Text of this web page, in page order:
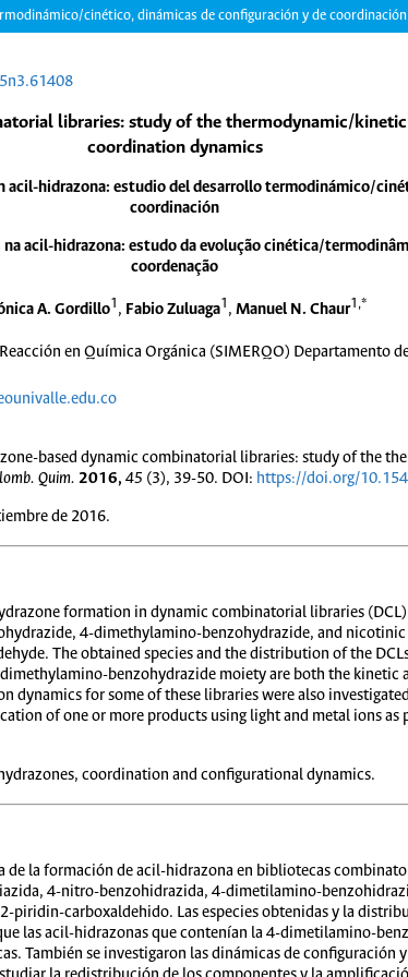
cinético, dinámicas de configuración y de coordinación